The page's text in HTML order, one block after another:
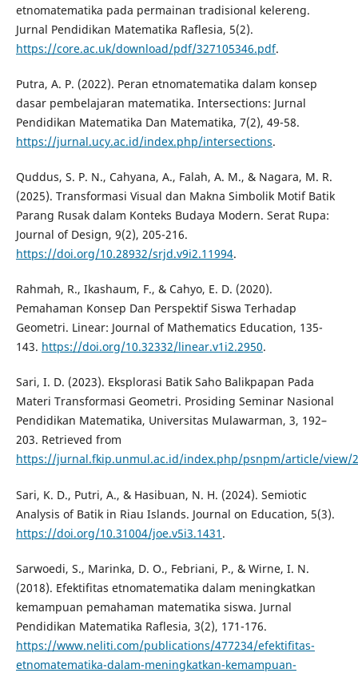
etnomatematika pada permainan tradisional kelereng.
Jurnal Pendidikan Matematika Raflesia, 5(2).
https://core.ac.uk/download/pdf/327105346.pdf.
Putra, A. P. (2022). Peran etnomatematika dalam konsep
dasar pembelajaran matematika. Intersections: Jurnal
Pendidikan Matematika Dan Matematika, 7(2), 49-58.
https://jurnal.ucy.ac.id/index.php/intersections.
Quddus, S. P. N., Cahyana, A., Falah, A. M., & Nagara, M. R.
(2025). Transformasi Visual dan Makna Simbolik Motif Batik
Parang Rusak dalam Konteks Budaya Modern. Serat Rupa:
Journal of Design, 9(2), 205-216.
https://doi.org/10.28932/srjd.v9i2.11994.
Rahmah, R., Ikashaum, F., & Cahyo, E. D. (2020).
Pemahaman Konsep Dan Perspektif Siswa Terhadap
Geometri. Linear: Journal of Mathematics Education, 135-
143. https://doi.org/10.32332/linear.v1i2.2950.
Sari, I. D. (2023). Eksplorasi Batik Saho Balikpapan Pada
Materi Transformasi Geometri. Prosiding Seminar Nasional
Pendidikan Matematika, Universitas Mulawarman, 3, 192–
203. Retrieved from
https://jurnal.fkip.unmul.ac.id/index.php/psnpm/article/view/
Sari, K. D., Putri, A., & Hasibuan, N. H. (2024). Semiotic
Analysis of Batik in Riau Islands. Journal on Education, 5(3).
https://doi.org/10.31004/joe.v5i3.1431 .
Sarwoedi, S., Marinka, D. O., Febriani, P., & Wirne, I. N.
(2018). Efektifitas etnomatematika dalam meningkatkan
kemampuan pemahaman matematika siswa. Jurnal
Pendidikan Matematika Raflesia, 3(2), 171-176.
https://www.neliti.com/publications/477234/efektifitas-
etnomatematika-dalam-meningkatkan-kemampuan-